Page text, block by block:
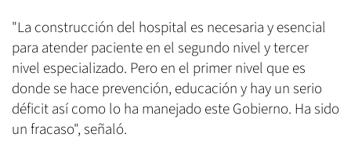
"La construcción del hospital es necesaria y esencial
para atender paciente en el segundo nivel y tercer
nivel especializado. Pero en el primer nivel que es
donde se hace prevención, educación y hay un serio
déficit así como lo ha manejado este Gobierno. Ha sido
un fracaso", señaló.